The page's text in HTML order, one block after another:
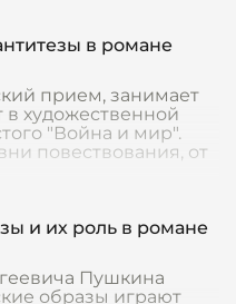
в романе
прием, занимает
в художественной
"Война и мир".
повествования, от
и их роль в романе
Пушкина
образы играют